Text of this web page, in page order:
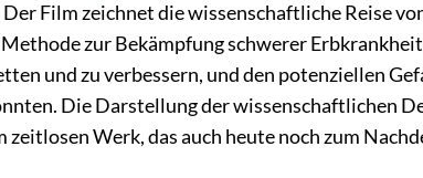
Film zeichnet die wissenschaftliche Reise
zur Bekämpfung schwerer
und zu verbessern, und den potenziellen
Die Darstellung der wissenschaftlichen
Werk, das auch heute noch zum